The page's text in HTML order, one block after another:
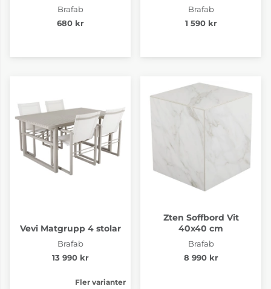
Brafab
680 kr
Brafab
1 590 kr
Vevi Matgrupp 4 stolar
Brafab
13 990 kr
Fler varianter
Zten Soffbord Vit
40x40 cm
Brafab
8 990 kr